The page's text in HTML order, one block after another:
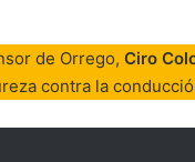
de Orrego, Ciro
contra la